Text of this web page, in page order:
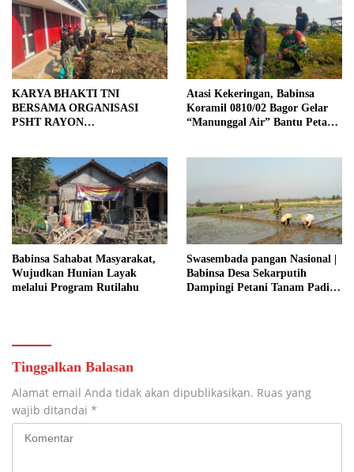
KARYA BHAKTI TNI
BERSAMA ORGANISASI
PSHT RAYON
ROYONG DAN
KEMANUNGGALAN TNI-
RAKYAT
Atasi Kekeringan, Babinsa
Koramil 0810/02 Bagor Gelar
“Manunggal Air” Bantu Petani
Babinsa Sahabat Masyarakat,
Wujudkan Hunian Layak
melalui Program Rutilahu
Swasembada pangan Nasional |
Babinsa Desa Sekarputih
Dampingi Petani Tanam Padi,
Tinggalkan Balasan
Alamat email Anda tidak akan dipublikasikan. Ruas yang
wajib ditandai *